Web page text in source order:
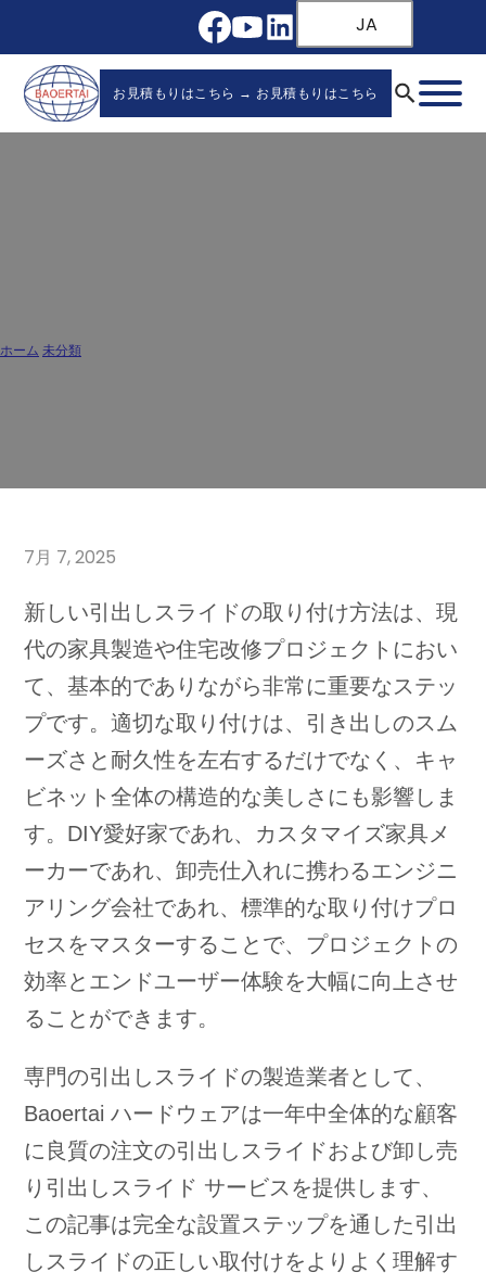
JA
お見積もりはこちら → お見積もりはこちら
ホーム 未分類
7月 7, 2025
新しい引出しスライドの取り付け方法は、現
代の家具製造や住宅改修プロジェクトにおい
て、基本的でありながら非常に重要なステッ
プです。適切な取り付けは、引き出しのスム
ーズさと耐久性を左右するだけでなく、キャ
ビネット全体の構造的な美しさにも影響しま
す。DIY愛好家であれ、カスタマイズ家具メ
ーカーであれ、卸売仕入れに携わるエンジニ
アリング会社であれ、標準的な取り付けプロ
セスをマスターすることで、プロジェクトの
効率とエンドユーザー体験を大幅に向上させ
ることができます。
専門の引出しスライドの製造業者として、
Baoertai ハードウェアは一年中全体的な顧客
に良質の注文の引出しスライドおよび卸し売
り引出しスライド サービスを提供します、
この記事は完全な設置ステップを通した引出
しスライドの正しい取付けをよりよく理解す